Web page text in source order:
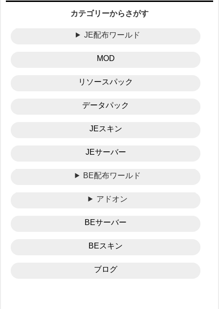
カテゴリーからさがす
JE配布ワールド
MOD
リソースパック
データパック
JEスキン
JEサーバー
BE配布ワールド
アドオン
BEサーバー
BEスキン
ブログ